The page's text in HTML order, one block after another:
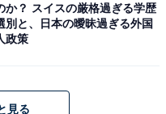
？
か？ スイスの厳格過ぎる学歴
別と、日本の曖昧過ぎる外国
政策
見る